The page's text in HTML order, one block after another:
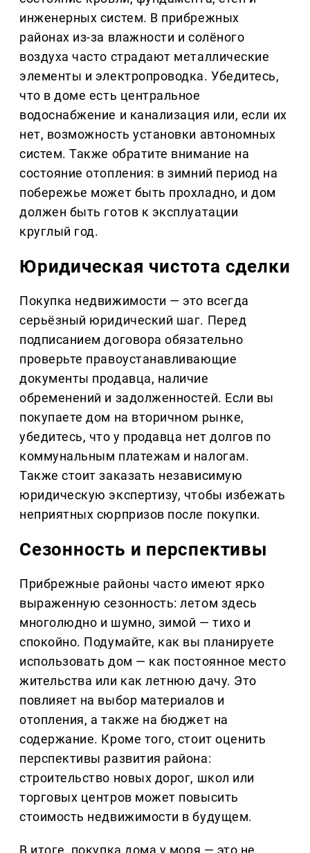
инженерных систем. В прибрежных
районах из-за влажности и солёного
воздуха часто страдают металлические
элементы и электропроводка. Убедитесь,
что в доме есть центральное
водоснабжение и канализация или, если их
нет, возможность установки автономных
систем. Также обратите внимание на
состояние отопления: в зимний период на
побережье может быть прохладно, и дом
должен быть готов к эксплуатации
круглый год.
Юридическая чистота сделки
Покупка недвижимости — это всегда
серьёзный юридический шаг. Перед
подписанием договора обязательно
проверьте правоустанавливающие
документы продавца, наличие
обременений и задолженностей. Если вы
покупаете дом на вторичном рынке,
убедитесь, что у продавца нет долгов по
коммунальным платежам и налогам.
Также стоит заказать независимую
юридическую экспертизу, чтобы избежать
неприятных сюрпризов после покупки.
Сезонность и перспективы
Прибрежные районы часто имеют ярко
выраженную сезонность: летом здесь
многолюдно и шумно, зимой — тихо и
спокойно. Подумайте, как вы планируете
использовать дом — как постоянное место
жительства или как летнюю дачу. Это
повлияет на выбор материалов и
отопления, а также на бюджет на
содержание. Кроме того, стоит оценить
перспективы развития района:
строительство новых дорог, школ или
торговых центров может повысить
стоимость недвижимости в будущем.
В итоге, покупка дома у моря — это не